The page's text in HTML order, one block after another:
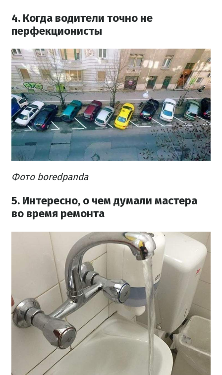
4. Когда водители точно не
перфекционисты
Фото boredpanda
5. Интересно, о чем думали мастера
во время ремонта